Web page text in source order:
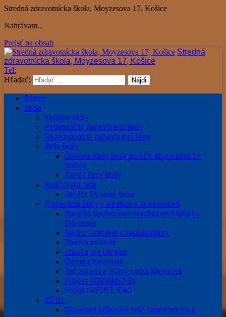
Stredná zdravotnícka škola, Moyzesova 17, Košice
Nahrávam...
Prejsť na obsah
Stredná
zdravotnícka škola, Moyzesova 17, Košice
Tel:
Hľadať:
Domov
Škola
Vedenie školy
Pedagogickí zamestnanci školy
Nepedagogickí zamestnanci školy
Rada školy
Členovia Rady školy pri SZŠ Moyzesova 17,
Košice
Štatút Rady školy
Rodičovská rada
Darujte 2% našej škole
Propagácia školy v médiách a na verejnosti
Kongres Spoločnosti všeobecných lekárov
Slovenska
Medici vzdelávali stredoškolákov
Zbierka potravín
Zbierka pre Ukrajinu
Diétne stravovanie
Deň zdravia a výživy v obci Matysová
Projekt KOGNIMET-SK
Projekt VEDIEŤ VIAC
ZO OZ
Slovenský odborový zväz zdravotníctva a